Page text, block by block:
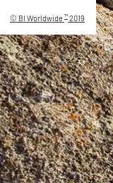
© BI Worldwide ™ 2019